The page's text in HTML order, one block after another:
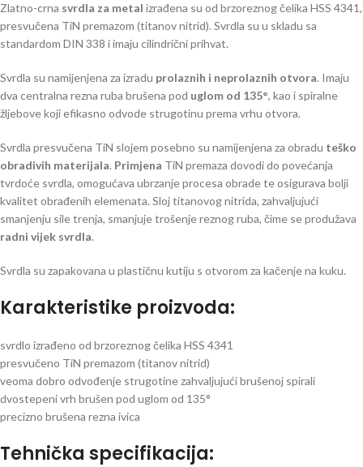
Zlatno-crna svrdla za metal izrađena su od brzoreznog čelika HSS 4341,
presvučena TiN premazom (titanov nitrid). Svrdla su u skladu sa
standardom DIN 338 i imaju cilindrični prihvat.
Svrdla su namijenjena za izradu prolaznih i neprolaznih otvora. Imaju
dva centralna rezna ruba brušena pod uglom od 135°, kao i spiralne
žljebove koji efikasno odvode strugotinu prema vrhu otvora.
Svrdla presvučena TiN slojem posebno su namijenjena za obradu teško
obradivih materijala. Primjena TiN premaza dovodi do povećanja
tvrdoće svrdla, omogućava ubrzanje procesa obrade te osigurava bolji
kvalitet obrađenih elemenata. Sloj titanovog nitrida, zahvaljujući
smanjenju sile trenja, smanjuje trošenje reznog ruba, čime se produžava
radni vijek svrdla.
Svrdla su zapakovana u plastičnu kutiju s otvorom za kačenje na kuku.
Karakteristike proizvoda:
svrdlo izrađeno od brzoreznog čelika HSS 4341
presvučeno TiN premazom (titanov nitrid)
veoma dobro odvođenje strugotine zahvaljujući brušenoj spirali
dvostepeni vrh brušen pod uglom od 135°
precizno brušena rezna ivica
Tehnička specifikacija: